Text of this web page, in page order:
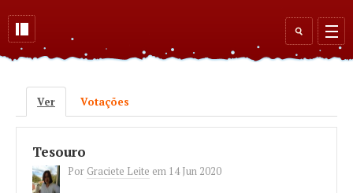
Search
form
Primary tabs
Ver (active tab)
Votações
Tesouro
Por Graciete Leite em 14 Jun 2020